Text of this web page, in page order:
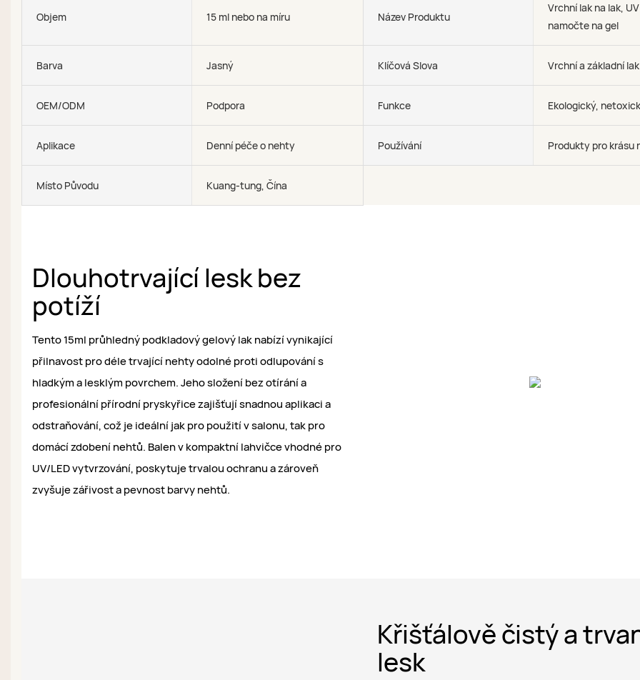
Objem 15 ml nebo na míru Název Produktu
Vrchní lak na lak, UV
namočte na gel
Barva Jasný Klíčová Slova Vrchní a základní lak
OEM/ODM Podpora Funkce Ekologický,
Aplikace Denní péče o nehty Používání Produkty pro krásu
Místo Původu Kuang-tung, Čína
Dlouhotrvající lesk bez
potíží
Tento 15ml průhledný podkladový gelový lak nabízí vynikající
přilnavost pro déle trvající nehty odolné proti odlupování s
hladkým a lesklým povrchem. Jeho složení bez otírání a
profesionální přírodní pryskyřice zajišťují snadnou aplikaci a
odstraňování, což je ideální jak pro použití v salonu, tak pro
domácí zdobení nehtů. Balen v kompaktní lahvičce vhodné pro
UV/LED vytvrzování, poskytuje trvalou ochranu a zároveň
zvyšuje zářivost a pevnost barvy nehtů.
Křišťálově čistý a
lesk